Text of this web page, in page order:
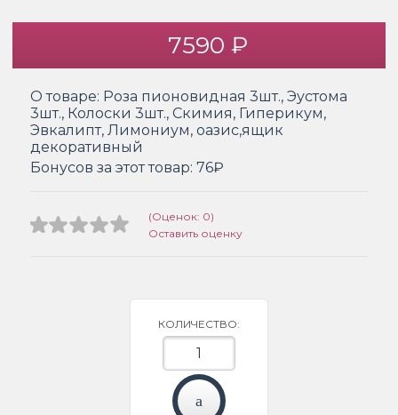
7590 ₽
О товаре: Роза пионовидная 3шт., Эустома
3шт., Колоски 3шт., Скимия, Гиперикум,
Эвкалипт, Лимониум, оазис,ящик
декоративный
Бонусов за этот товар: 76₽
(Оценок: 0)
Оставить оценку
КОЛИЧЕСТВО: